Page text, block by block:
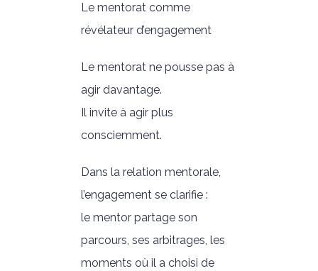
Le mentorat comme
révélateur d’engagement
Le mentorat ne pousse pas à
agir davantage.
Il invite à agir plus
consciemment.
Dans la relation mentorale,
l’engagement se clarifie :
le mentor partage son
parcours, ses arbitrages, les
moments où il a choisi de